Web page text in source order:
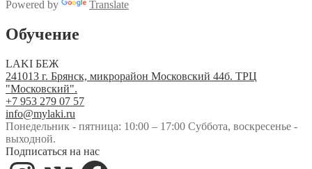
Powered by Translate
Обучение
LAKI БЕЖ
241013 г. Брянск, микрорайон Московский 44б. ТРЦ
"Московский".
+7 953 279 07 57
info@mylaki.ru
Понедельник - пятница: 10:00 – 17:00 Суббота, воскресенье -
выходной.
Подписаться на нас
Instagram
Facebook